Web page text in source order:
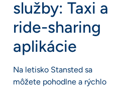
služby: Taxi a
ride-sharing
aplikácie
Na letisko Stansted sa
môžete pohodlne a rýchlo